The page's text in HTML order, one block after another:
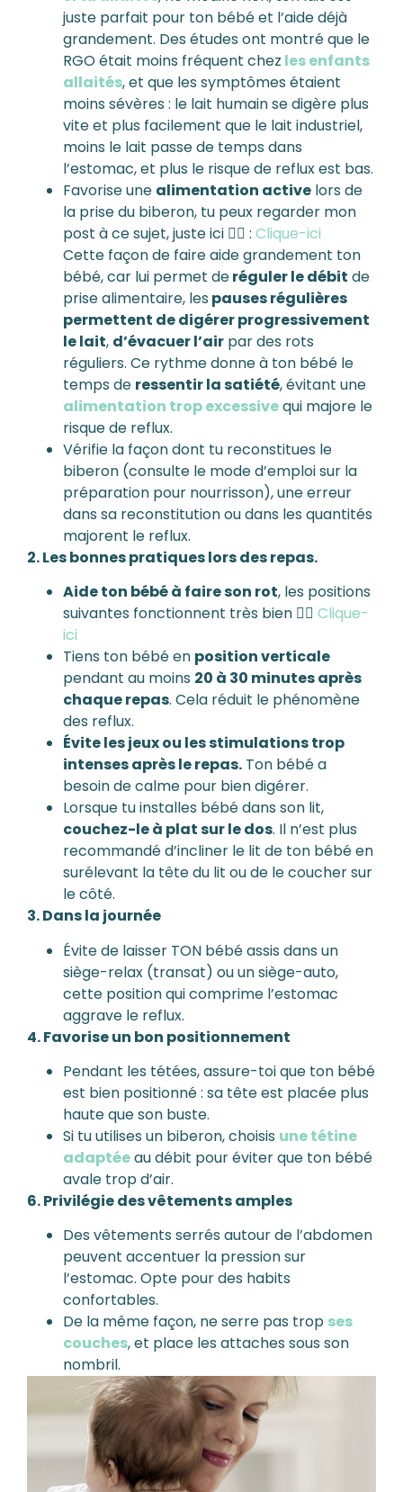
juste parfait pour ton bébé et l’aide déjà
grandement. Des études ont montré que le
RGO était moins fréquent chez les enfants
allaités, et que les symptômes étaient
moins sévères : le lait humain se digère plus
vite et plus facilement que le lait industriel,
moins le lait passe de temps dans
l’estomac, et plus le risque de reflux est bas.
Favorise une alimentation active lors de
la prise du biberon, tu peux regarder mon
post à ce sujet, juste ici 👉🏼 : Clique-ici
Cette façon de faire aide grandement ton
bébé, car lui permet deréguler le débit de
prise alimentaire, les pauses régulières
permettent de digérer progressivement
le lait, d’évacuer l’air par des rots
réguliers. Ce rythme donne à ton bébé le
temps de ressentir la satiété, évitant une
alimentation trop excessivequi majore le
risque de reflux.
Vérifie la façon dont tu reconstitues le
biberon (consulte le mode d’emploi sur la
préparation pour nourrisson), une erreur
dans sa reconstitution ou dans les quantités
majorent le reflux.
2. Les bonnes pratiques lors des repas.
Aide ton bébé à faire son rot, les positions
suivantes fonctionnent très bien 👉🏼 Clique-
ici
Tiens ton bébé en position verticale
pendant au moins 20 à 30 minutes après
chaque repas. Cela réduit le phénomène
des reflux.
Évite les jeux ou les stimulations trop
intenses après le repas. Ton bébé a
besoin de calme pour bien digérer.
Lorsque tu installes bébé dans son lit,
couchez-le à plat sur le dos. Il n’est plus
recommandé d’incliner le lit de ton bébé en
surélevant la tête du lit ou de le coucher sur
le côté.
3. Dans la journée
Évite de laisser TON bébé assis dans un
siège-relax (transat) ou un siège-auto,
cette position qui comprime l’estomac
aggrave le reflux.
4. Favorise un bon positionnement
Pendant les tétées, assure-toi que ton bébé
est bien positionné : sa tête est placée plus
haute que son buste.
Si tu utilises un biberon, choisis une tétine
adaptéeau débit pour éviter que ton bébé
avale trop d’air.
6. Privilégie des vêtements amples
Des vêtements serrés autour de l’abdomen
peuvent accentuer la pression sur
l’estomac. Opte pour des habits
confortables.
De la même façon, ne serre pas trop ses
couches, et place les attaches sous son
nombril.